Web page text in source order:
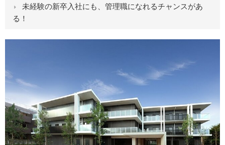
未経験の新卒入社にも、管理職になれるチャンスがあ
る！